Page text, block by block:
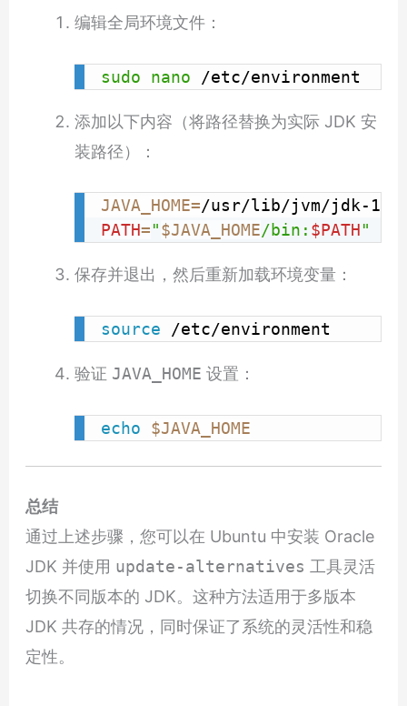
编辑全局环境文件：
sudo nano /etc/environment
添加以下内容（将路径替换为实际 JDK 安
装路径）：
JAVA_HOME=
PATH="$JAVA_HOME/bin: $PATH"
保存并退出，然后重新加载环境变量：
source /etc/environment
验证 JAVA_HOME 设置：
echo $JAVA_HOME
总结
通过上述步骤，您可以在 Ubuntu 中安装 Oracle
JDK 并使用 update-alternatives 工具灵活
切换不同版本的 JDK。这种方法适用于多版本
JDK 共存的情况，同时保证了系统的灵活性和稳
定性。